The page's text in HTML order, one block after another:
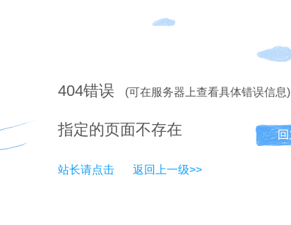
404错误 (可在服务器上查看具体错误信息)
指定的页面不存在
站长请点击 返回上一级>>